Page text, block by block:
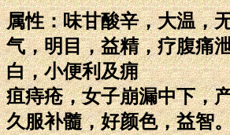
属性：味甘酸辛，大温，
气，明目，益精，疗腹痛
白，小便利及痈
疽痔疮，女子崩漏中下，
久服补髓，好颜色，益智